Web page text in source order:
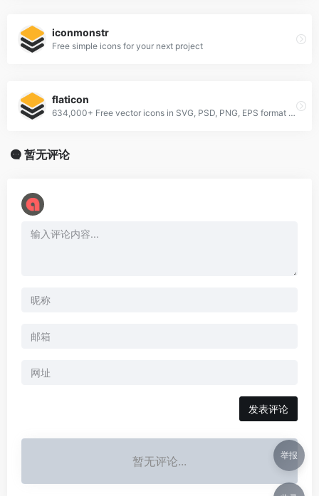
iconmonstr
Free simple icons for your next project
flaticon
634,000+ Free vector icons in SVG, PSD, PNG, EPS format or as ICON FONT.
暂无评论
暂无评论... 举报